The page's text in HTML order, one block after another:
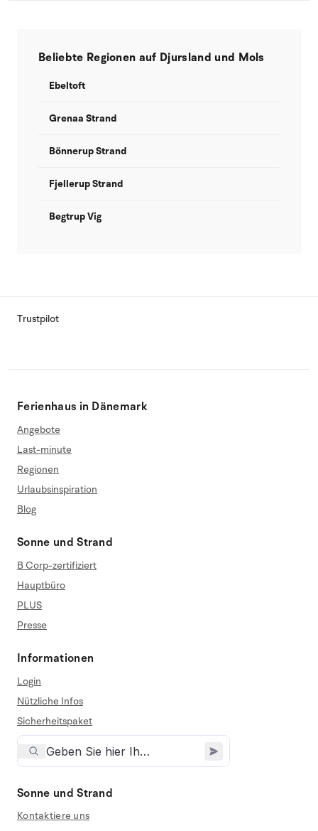
Beliebte Regionen auf Djursland und Mols
Ebeltoft
Grenaa Strand
Bönnerup Strand
Fjellerup Strand
Begtrup Vig
Trustpilot
Ferienhaus in Dänemark
Angebote
Last-minute
Regionen
Urlaubsinspiration
Blog
Sonne und Strand
B Corp-zertifiziert
Hauptbüro
PLUS
Presse
Informationen
Login
Nützliche Infos
Sicherheitspaket
Sonne und Strand
Kontaktiere uns